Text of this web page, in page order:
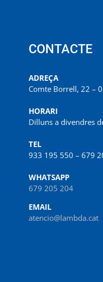
CONTACTE
ADREÇA
Comte Borrell, 22 –
HORARI
Dilluns a divendres
TEL
933 195 550 – 679
WHATSAPP
679 205 204
EMAIL
atencio@lambda.cat